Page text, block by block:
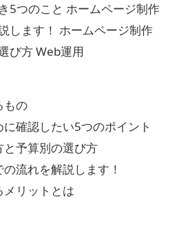
5つのこと ホームページ制作
します！ ホームページ制作
び方Web運用
もの
確認したい5つのポイント
予算別の選び方
流れを解説します！
リットとは